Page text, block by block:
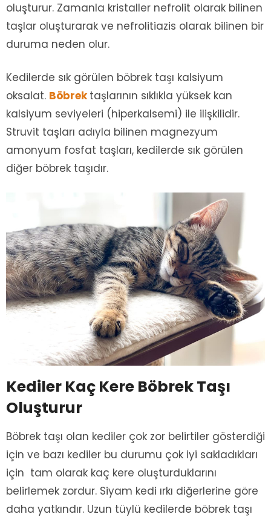
oluşturur. Zamanla kristaller nefrolit olarak bilinen
taşlar oluşturarak ve nefrolitiazis olarak bilinen bir
duruma neden olur.
Kedilerde sık görülen böbrek taşı kalsiyum
oksalat. Böbrektaşlarının sıklıkla yüksek kan
kalsiyum seviyeleri (hiperkalsemi) ile ilişkilidir.
Struvit taşları adıyla bilinen magnezyum
amonyum fosfat taşları, kedilerde sık görülen
diğer böbrek taşıdır.
Kediler Kaç Kere Böbrek Taşı
Oluşturur
Böbrek taşı olan kediler çok zor belirtiler gösterdiği
için ve bazı kediler bu durumu çok iyi sakladıkları
için tam olarak kaç kere oluşturduklarını
belirlemek zordur. Siyam kedi ırkı diğerlerine göre
daha yatkındır. Uzun tüylü kedilerde böbrek taşı